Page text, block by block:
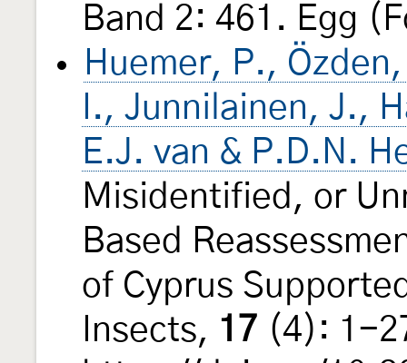
Band 2: 461. Egg
Huemer, P.,
I., Junnilainen, J.,
E.J. van & P.D.N.
Misidentified, or
Based
of Cyprus
Insects, 17 (4): 1-